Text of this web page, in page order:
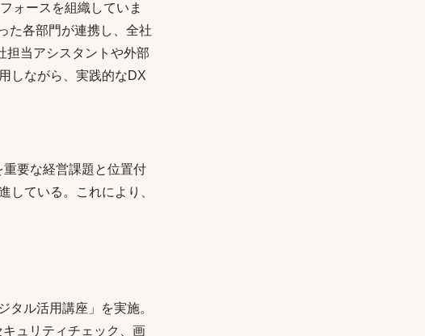
ォースを組織していま
た各部門が連携し、全社
担当アシスタントや外部
しながら、実践的なDX
要な経営課題と位置付
している。これにより、
タル活用講座」を実施。
ュリティチェック、画